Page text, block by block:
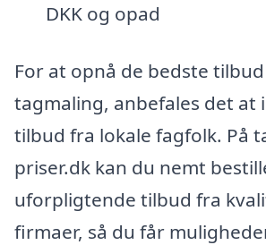
DKK og opad
For at opnå de bedste
tagmaling, anbefales det at
tilbud fra lokale fagfolk. På
priser.dk kan du nemt
uforpligtende tilbud fra
firmaer, så du får